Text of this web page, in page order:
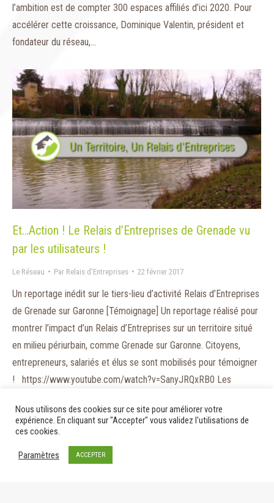
l’ambition est de compter 300 espaces affiliés d’ici 2020. Pour
accélérer cette croissance, Dominique Valentin, président et
fondateur du réseau,…
Et…Action ! Le Relais d’Entreprises de Grenade vu
par les utilisateurs !
Le Réseau Par Relais d'Entreprises 22 février 2017
Un reportage inédit sur le tiers-lieu d’activité Relais d’Entreprises
de Grenade sur Garonne [Témoignage] Un reportage réalisé pour
montrer l’impact d’un Relais d’Entreprises sur un territoire situé
en milieu périurbain, comme Grenade sur Garonne. Citoyens,
entrepreneurs, salariés et élus se sont mobilisés pour témoigner
! https://www.youtube.com/watch?v=SanyJRQxRB0 Les
Nous utilisons des cookies sur ce site pour améliorer votre
expérience. En cliquant sur "Accepter" vous validez l'utilisations de
ces cookies.
Paramètres ACCEPTER